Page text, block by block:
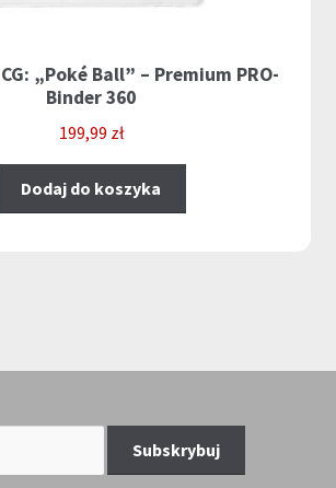
„Poké Ball” – Premium PRO-
Binder 360
199,99 zł
Dodaj do koszyka